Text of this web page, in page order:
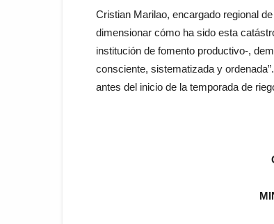
Cristian Marilao, encargado regional
dimensionar cómo ha sido esta
institución de fomento productivo-,
consciente, sistematizada y
antes del inicio de la temporada de